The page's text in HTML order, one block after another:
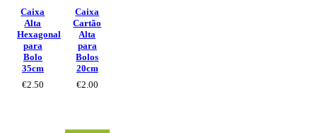
Caixa
Alta
Hexagonal
para
Bolo
35cm
€2.50
Caixa
Cartão
Alta
para
Bolos
20cm
€2.00